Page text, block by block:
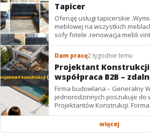
Tapicer
Oferuję usługi tapicerskie
meblowej na wszystkich meblach
Dam pracę2 tygodnie temu
Projektant Konstrukcji
współpraca B2B –
Firma budowlana – Generalny
jednorodzinnych poszukuje do
Projektantów Konstrukcji. Forma współpracy: B2B /
podwykonawstwo – zdalnie. Wynagrodzenie: ✔
więcej